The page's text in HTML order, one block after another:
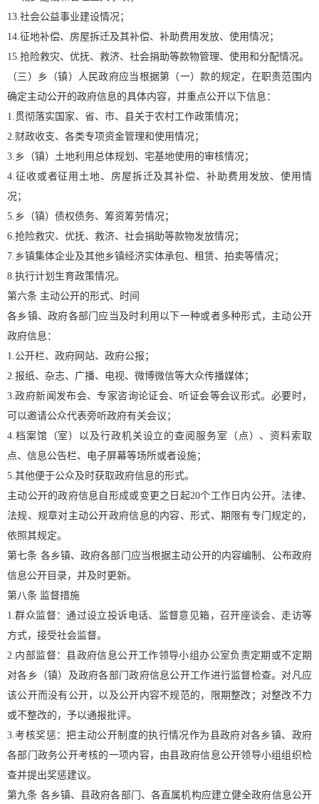
13.社会公益事业建设情况；
14.征地补偿、房屋拆迁及其补偿、补助费用发放、使用情况；
15.抢险救灾、优抚、救济、社会捐助等款物管理、使用和分配情况。
（三）乡（镇）人民政府应当根据第（一）款的规定，在职责范围内
确定主动公开的政府信息的具体内容，并重点公开以下信息：
1.贯彻落实国家、省、市、县关于农村工作政策情况；
2.财政收支、各类专项资金管理和使用情况；
3.乡（镇）土地利用总体规划、宅基地使用的审核情况；
4.征收或者征用土地、房屋拆迁及其补偿、补助费用发放、使用情
况；
5.乡（镇）债权债务、筹资筹劳情况；
6.抢险救灾、优抚、救济、社会捐助等款物发放情况；
7.乡镇集体企业及其他乡镇经济实体承包、租赁、拍卖等情况；
8.执行计划生育政策情况。
第六条 主动公开的形式、时间
各乡镇、政府各部门应当及时利用以下一种或者多种形式，主动公开
政府信息：
1.公开栏、政府网站、政府公报；
2.报纸、杂志、广播、电视、微博微信等大众传播媒体；
3.政府新闻发布会、专家咨询论证会、听证会等会议形式。必要时，
可以邀请公众代表旁听政府有关会议；
4.档案馆（室）以及行政机关设立的查阅服务室（点）、资料索取
点、信息公告栏、电子屏幕等场所或者设施；
5.其他便于公众及时获取政府信息的形式。
主动公开的政府信息自形成或变更之日起20个工作日内公开。法律、
法规、规章对主动公开政府信息的内容、形式、期限有专门规定的，
依照其规定。
第七条 各乡镇、政府各部门应当根据主动公开的内容编制、公布政府
信息公开目录，并及时更新。
第八条 监督措施
1.群众监督：通过设立投诉电话、监督意见箱，召开座谈会、走访等
方式，接受社会监督。
2.内部监督：县政府信息公开工作领导小组办公室负责定期或不定期
对各乡（镇）及政府各部门政府信息公开工作进行监督检查。对凡应
该公开而没有公开，以及公开内容不规范的，限期整改；对整改不力
或不整改的，予以通报批评。
3.考核奖惩：把主动公开制度的执行情况作为县政府对各乡镇、政府
各部门政务公开考核的一项内容，由县政府信息公开领导小组组织检
查并提出奖惩建议。
第九条 各乡镇、县政府各部门、各直属机构应建立健全政府信息公开